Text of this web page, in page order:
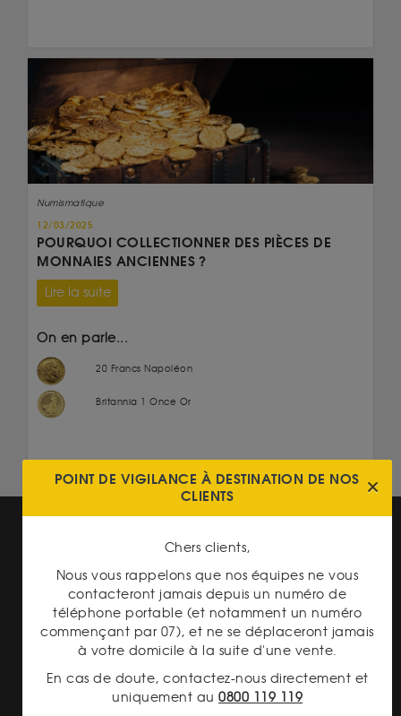
Numismatique
12/03/2025
POURQUOI COLLECTIONNER DES PIÈCES DE
MONNAIES ANCIENNES ?
Lire la suite
On en parle...
20 Francs Napoléon
Britannia 1 Once Or
PAIEMENT SECURISÉ
POINT DE VIGILANCE À DESTINATION DE NOS
CLIENTS
Chers clients,
Nous vous rappelons que nos équipes ne vous
contacteront jamais depuis un numéro de
téléphone portable (et notamment un numéro
commençant par 07), et ne se déplaceront jamais
à votre domicile à la suite d'une vente.
En cas de doute, contactez-nous directement et
uniquement au 0800 119 119